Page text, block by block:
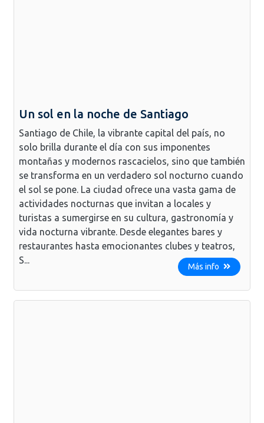
Un sol en la noche de Santiago
Santiago de Chile, la vibrante capital del país, no
solo brilla durante el día con sus imponentes
montañas y modernos rascacielos, sino que también
se transforma en un verdadero sol nocturno cuando
el sol se pone. La ciudad ofrece una vasta gama de
actividades nocturnas que invitan a locales y
turistas a sumergirse en su cultura, gastronomía y
vida nocturna vibrante. Desde elegantes bares y
restaurantes hasta emocionantes clubes y teatros,
S...
Más info